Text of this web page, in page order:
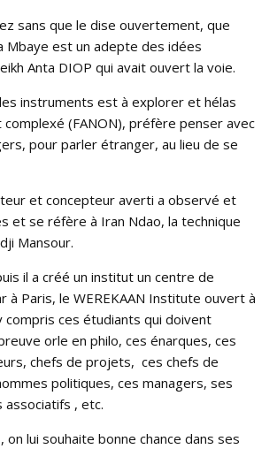
sans que le dise ouvertement, que
Mbaye est un adepte des idées
Anta DIOP qui avait ouvert la voie.
instruments est à explorer et hélas
complexé (FANON), préfère penser avec
pour parler étranger, au lieu de se
et concepteur averti a observé et
et se réfère à Iran Ndao, la technique
Mansour.
il a créé un institut un centre de
à Paris, le WEREKAAN Institute ouvert à
ces étudiants qui doivent
orle en philo, ces énarques, ces
chefs de projets, ces chefs de
politiques, ces managers, ses
, etc.
on lui souhaite bonne chance dans ses